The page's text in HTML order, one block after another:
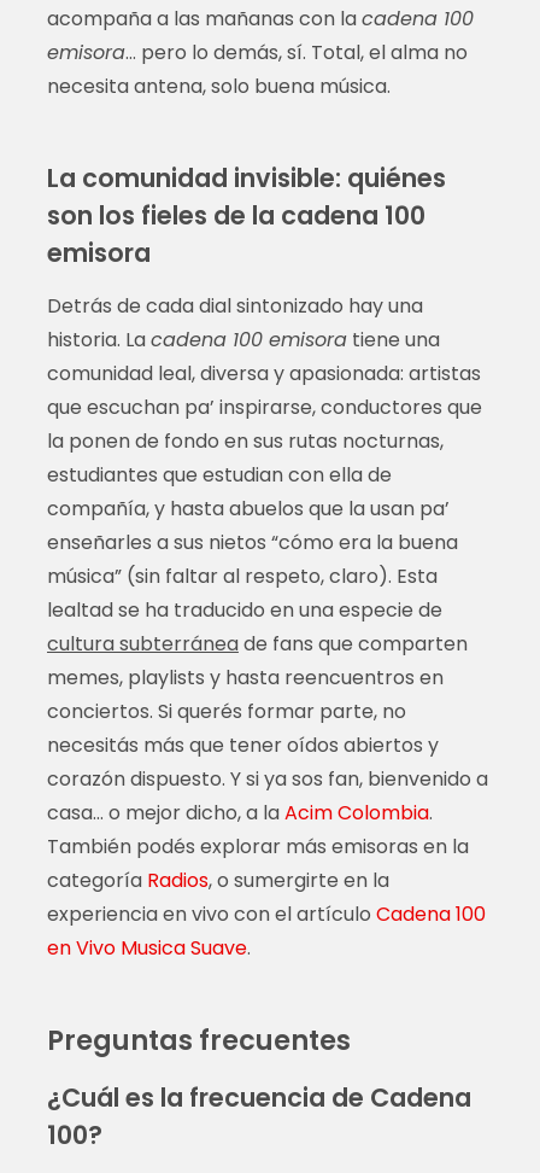
acompaña a las mañanas con lacadena 100
emisora… pero lo demás, sí. Total, el alma no
necesita antena, solo buena música.
La comunidad invisible: quiénes
son los fieles de la cadena 100
emisora
Detrás de cada dial sintonizado hay una
historia. Lacadena 100 emisoratiene una
comunidad leal, diversa y apasionada: artistas
que escuchan pa’ inspirarse, conductores que
la ponen de fondo en sus rutas nocturnas,
estudiantes que estudian con ella de
compañía, y hasta abuelos que la usan pa’
enseñarles a sus nietos “cómo era la buena
música” (sin faltar al respeto, claro). Esta
lealtad se ha traducido en una especie de
cultura subterráneade fans que comparten
memes, playlists y hasta reencuentros en
conciertos. Si querés formar parte, no
necesitás más que tener oídos abiertos y
corazón dispuesto. Y si ya sos fan, bienvenido a
casa… o mejor dicho, a laAcim Colombia.
También podés explorar más emisoras en la
categoría Radios, o sumergirte en la
experiencia en vivo con el artículo Cadena 100
en Vivo Musica Suave.
Preguntas frecuentes
¿Cuál es la frecuencia de Cadena
100?